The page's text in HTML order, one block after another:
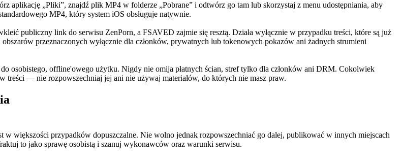
aplikację „Pliki”, znajdź plik MP4 w folderze „Pobrane” i odtwórz go tam lub skorzystaj z menu udostępniania, aby
MP4, który system iOS obsługuje natywnie.
publiczny link do serwisu ZenPorn, a FSAVED zajmie się resztą. Działa wyłącznie w przypadku treści, które są już
przeznaczonych wyłącznie dla członków, prywatnych lub tokenowych pokazów ani żadnych strumieni
osobistego, offline'owego użytku. Nigdy nie omija płatnych ścian, stref tylko dla członków ani DRM. Cokolwiek
treści — nie rozpowszechniaj jej ani nie używaj materiałów, do których nie masz praw.
większości przypadków dopuszczalne. Nie wolno jednak rozpowszechniać go dalej, publikować w innych miejscach
to jako sprawę osobistą i szanuj wykonawców oraz warunki serwisu.